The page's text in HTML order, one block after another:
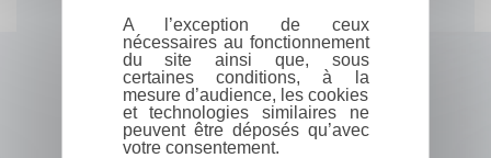
A l’exception de ceux
nécessaires au fonctionnement
du site ainsi que, sous
certaines conditions, à la
mesure d’audience, les cookies
et technologies similaires ne
peuvent être déposés qu’avec
votre consentement.